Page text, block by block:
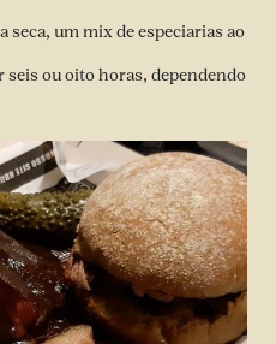
seca, um mix de especiarias ao
seis ou oito horas, dependendo